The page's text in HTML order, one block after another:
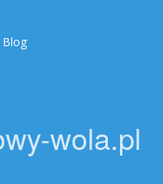
Blog
wola.pl